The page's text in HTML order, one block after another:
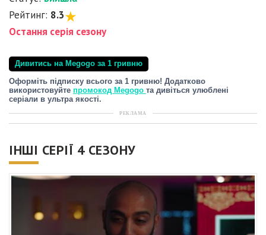
Рейтинг: 8.3
Остання серія сезону
Дивитись на Megogo за 1 гривню
Оформіть підписку всього за 1 гривню! Додатково
використовуйте промокод Megogo та дивіться улюблені
серіали в ультра якості.
РЕКЛАМА
ІНШІ СЕРІЇ 4 СЕЗОНУ